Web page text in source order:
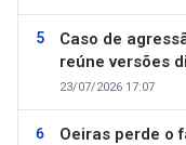
Caso de
reúne versões
23/07/2026 17:07
Oeiras perde o